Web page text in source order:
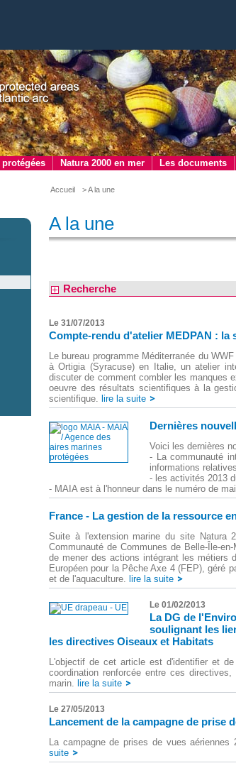
Natura 2000 en mer Les documents
Accueil > A la une
A la une
Recherche
Le 31/07/2013
Compte-rendu d'atelier MEDPAN : la
Le bureau programme Méditerranée du
à Ortigia (Syracuse) en Italie, un atelier
discuter de comment combler les manques
oeuvre des résultats scientifiques à la
scientifique. lire la suite
Dernières
Voici les dernières
- La communauté
informations
- les activités 2013
- MAIA est à l'honneur dans le numéro de
France - La gestion de la ressource
Suite à l'extension marine du site Natura
Communauté de Communes de Belle-Île-
de mener des actions intégrant les métiers
Européen pour la Pêche Axe 4 (FEP), géré
et de l'aquaculture. lire la suite
Le 01/02/2013
La DG de
soulignant les
les directives Oiseaux et Habitats
L'objectif de cet article est d'identifier et
coordination renforcée entre ces
marin. lire la suite
Le 27/05/2013
Lancement de la campagne de prise
La campagne de prises de vues
suite